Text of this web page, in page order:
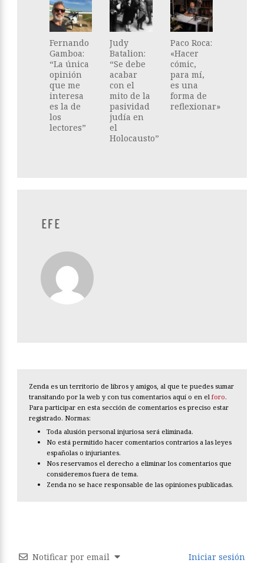
Fernando
Gamboa:
“La única
opinión
que me
interesa
es la de
los
lectores”
Judy
Batalion:
“Se debe
acabar
con el
mito de la
pasividad
judía en
el
Holocausto”
Paco Roca:
«Hacer
cómic,
para mí,
es una
forma de
reflexionar»
EFE
Zenda es un territorio de libros y amigos, al que te puedes sumar
transitando por la web y con tus comentarios aquí o en el foro.
Para participar en esta sección de comentarios es preciso estar
registrado. Normas:
Toda alusión personal injuriosa será eliminada.
No está permitido hacer comentarios contrarios a las leyes
españolas o injuriantes.
Nos reservamos el derecho a eliminar los comentarios que
consideremos fuera de tema.
Zenda no se hace responsable de las opiniones publicadas.
Notificar por email Iniciar sesión